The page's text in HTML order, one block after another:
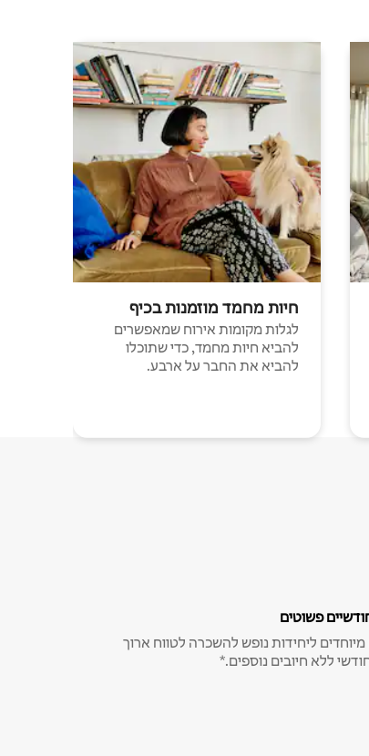
חיות מחמד מוזמנות בכיף
לגלות מקומות אירוח שמאפשרים
להביא חיות מחמד, כדי שתוכלו
להביא את החבר על ארבע.
פשוטים
ליחידות נופש להשכרה לטווח ארוך
ללא חיובים נוספים.*